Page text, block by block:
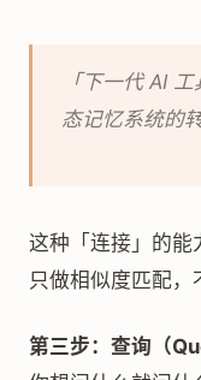
「下一代 AI
态记忆系统的
这种「连接」的
只做相似度匹配，
第三步：查询（